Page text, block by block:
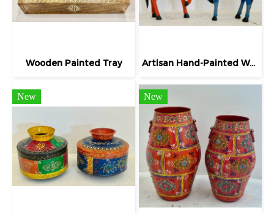
Wooden Painted Tray Artisan Hand-Painted Wooden Horse Statue
New New